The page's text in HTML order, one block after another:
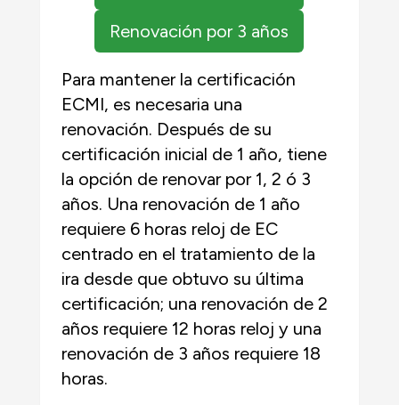
Renovación por 3 años
Para mantener la certificación
ECMI, es necesaria una
renovación. Después de su
certificación inicial de 1 año, tiene
la opción de renovar por 1, 2 ó 3
años. Una renovación de 1 año
requiere 6 horas reloj de EC
centrado en el tratamiento de la
ira desde que obtuvo su última
certificación; una renovación de 2
años requiere 12 horas reloj y una
renovación de 3 años requiere 18
horas.